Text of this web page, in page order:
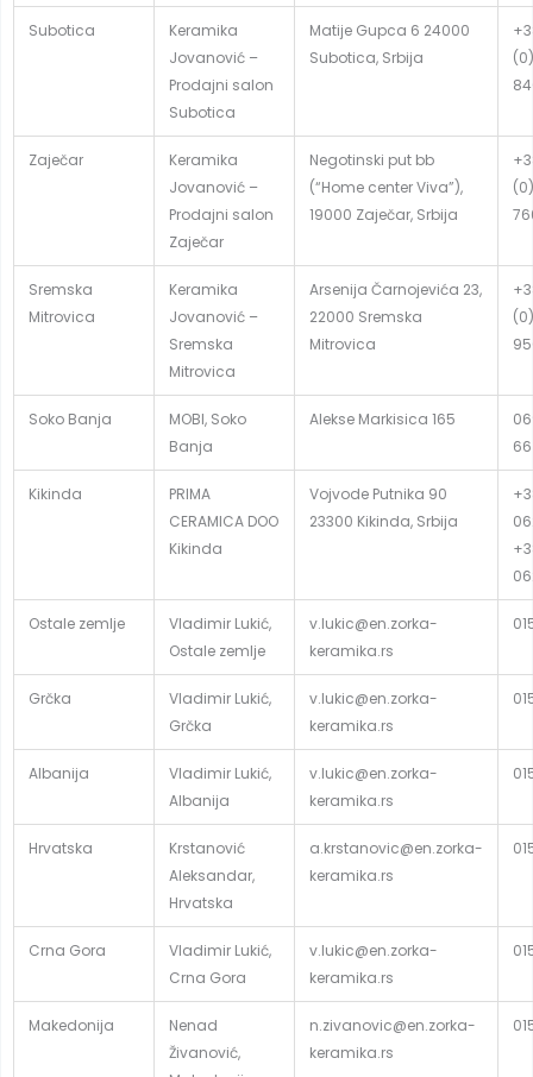
Subotica
Keramika
Jovanović –
Prodajni salon
Subotica
Matije Gupca 6 24000
Subotica, Srbija
Zaječar
Keramika
Jovanović –
Prodajni salon
Zaječar
Negotinski put bb
(“Home center Viva”),
19000 Zaječar, Srbija
Sremska
Mitrovica
Keramika
Jovanović –
Sremska
Mitrovica
Arsenija Čarnojevića 23,
22000 Sremska
Mitrovica
Soko Banja
MOBI, Soko
Banja
Alekse Markisica 165
66
Kikinda
PRIMA
CERAMICA DOO
Kikinda
Vojvode Putnika 90
23300 Kikinda, Srbija
Ostale zemlje
Vladimir Lukić,
Ostale zemlje
v.lukic@en.zorka-
keramika.rs
Grčka
Vladimir Lukić,
Grčka
v.lukic@en.zorka-
keramika.rs
Albanija
Vladimir Lukić,
Albanija
v.lukic@en.zorka-
keramika.rs
Hrvatska
Krstanović
Aleksandar,
Hrvatska
a.krstanovic@en.zorka-
keramika.rs
Crna Gora
Vladimir Lukić,
Crna Gora
v.lukic@en.zorka-
keramika.rs
Makedonija
Nenad
Živanović,
n.zivanovic@en.zorka-
keramika.rs